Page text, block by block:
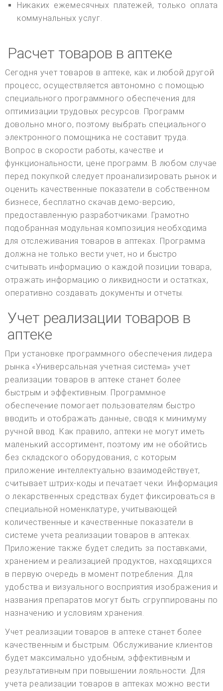
Никаких ежемесячных платежей, только оплата
коммунальных услуг.
Расчет товаров в аптеке
Сегодня учет товаров в аптеке, как и любой другой
процесс, осуществляется автономно с помощью
специального программного обеспечения для
оптимизации трудовых ресурсов. Программ
довольно много, поэтому выбрать специального
электронного помощника не составит труда.
Вопрос в скорости работы, качестве и
функциональности, цене программ. В любом случае
перед покупкой следует проанализировать рынок и
оценить качественные показатели в собственном
бизнесе, бесплатно скачав демо-версию,
предоставленную разработчиками. Грамотно
подобранная модульная композиция необходима
для отслеживания товаров в аптеках. Программа
должна не только вести учет, но и быстро
считывать информацию о каждой позиции товара,
отражать информацию о ликвидности и остатках,
оперативно создавать документы и отчеты.
Учет реализации товаров в
аптеке
При установке программного обеспечения лидера
рынка «Универсальная учетная система» учет
реализации товаров в аптеке станет более
быстрым и эффективным. Программное
обеспечение помогает пользователям быстро
вводить и отображать данные, сводя к минимуму
ручной ввод. Как правило, аптеки не могут иметь
маленький ассортимент, поэтому им не обойтись
без складского оборудования, с которым
приложение интеллектуально взаимодействует,
считывает штрих-коды и печатает чеки. Информация
о лекарственных средствах будет фиксироваться в
специальной номенклатуре, учитывающей
количественные и качественные показатели в
системе учета реализации товаров в аптеках.
Приложение также будет следить за поставками,
хранением и реализацией продуктов, находящихся
в первую очередь в момент потребления. Для
удобства и визуального восприятия изображения и
названия препаратов могут быть сгруппированы по
назначению и условиям хранения.
Учет реализации товаров в аптеке станет более
качественным и быстрым. Обслуживание клиентов
будет максимально удобным, эффективным и
результативным при повышении лояльности. Для
учета реализации товаров в аптеках можно вести